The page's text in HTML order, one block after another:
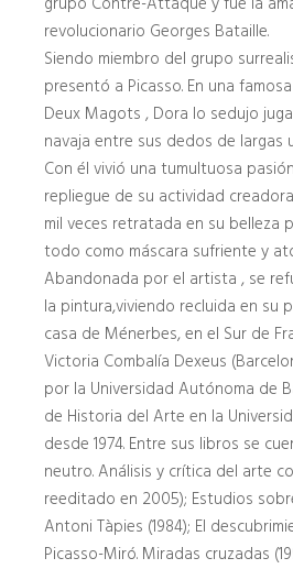
revolucionario Georges Bataille.
Siendo miembro del grupo
presentó a Picasso. En una
Deux Magots , Dora lo sedujo
navaja entre sus dedos de largas
Con él vivió una tumultuosa
repliegue de su actividad
mil veces retratada en su belleza
todo como máscara sufriente y
Abandonada por el artista , se
la pintura,viviendo recluida en su
casa de Ménerbes, en el Sur de
Victoria Combalía Dexeus
por la Universidad Autónoma de
de Historia del Arte en la
desde 1974. Entre sus libros se
neutro. Análisis y crítica del arte
reeditado en 2005); Estudios
Antoni Tàpies (1984); El
Picasso-Miró. Miradas cruzadas